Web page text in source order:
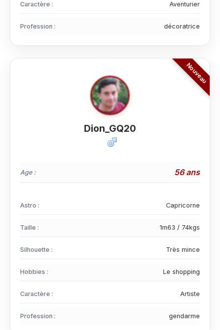
Caractère : Aventurier
Profession : décoratrice
Dion_GQ20
Age : 56 ans
Astro : Capricorne
Taille : 1m63 / 74kgs
Silhouette : Très mince
Hobbies : Le shopping
Caractère : Artiste
Profession : gendarme